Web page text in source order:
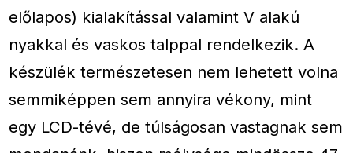
előlapos) kialakítással valamint V alakú
nyakkal és vaskos talppal rendelkezik. A
készülék természetesen nem lehetett volna
semmiképpen sem annyira vékony, mint
egy LCD-tévé, de túlságosan vastagnak sem